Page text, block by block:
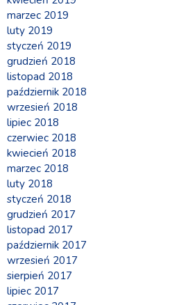
marzec 2019
luty 2019
styczeń 2019
grudzień 2018
listopad 2018
październik 2018
wrzesień 2018
lipiec 2018
czerwiec 2018
kwiecień 2018
marzec 2018
luty 2018
styczeń 2018
grudzień 2017
listopad 2017
październik 2017
wrzesień 2017
sierpień 2017
lipiec 2017